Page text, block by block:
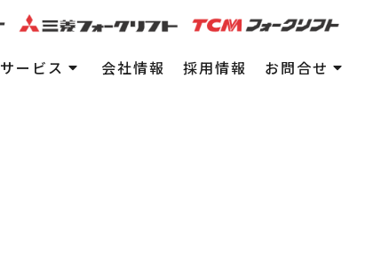
サービス 会社情報 採用情報 お問合せ